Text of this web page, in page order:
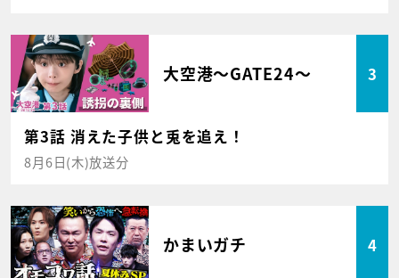
大空港～GATE24～ 3
第3話 消えた子供と兎を追え！
8月6日(木)放送分
かまいガチ 4